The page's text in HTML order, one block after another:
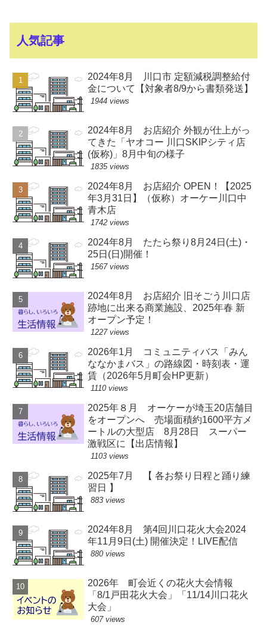
人気記事
2024年8月 川口市 定額減税調整給付
金について【対象者8/9から書類発送】
1944 views
2024年8月 お店紹介 外観が仕上がっ
てきた「ヤオコー 川口SKIPシティ店
(仮称)」8月中旬の様子
1835 views
2024年8月 お店紹介 OPEN！【2025
年3月31日】（仮称）オーケー川口中
青木店
1742 views
2024年8月 たたら祭り8月24日(土)・
25日(日)開催！
1567 views
2024年8月 お店紹介 旧そごう川口店
跡地に出来る商業施設、2025年春 新
オープン予定！
1227 views
2026年1月 コミュニティバス「みん
ななかまバス」の路線図・時刻表・運
賃（2026年5月町会HP更新）
1110 views
2025年８月 オーケーが埼玉20店舗目
をオープンへ 売場面積約1600平方メ
ートルの大型店 8月28日 スーパー
激戦区に【出店情報】
1103 views
2025年7月 【 各お祭り日程と踊り練
習日 】
883 views
2024年8月 第4回川口花火大会2024
年11月9日(土) 開催決定！LIVE配信
880 views
2026年 町会近くの花火大会情報
「8/1戸田花火大会」「11/14川口花火
大会」
607 views